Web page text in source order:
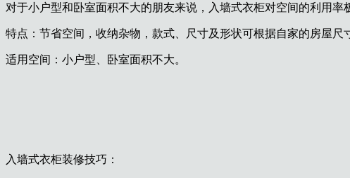
对于小户型和卧室面积不大的朋友来说，入墙式衣柜对空间的利用
特点：节省空间，收纳杂物，款式、尺寸及形状可根据自家的房屋尺
适用空间：小户型、卧室面积不大。
入墙式衣柜装修技巧：